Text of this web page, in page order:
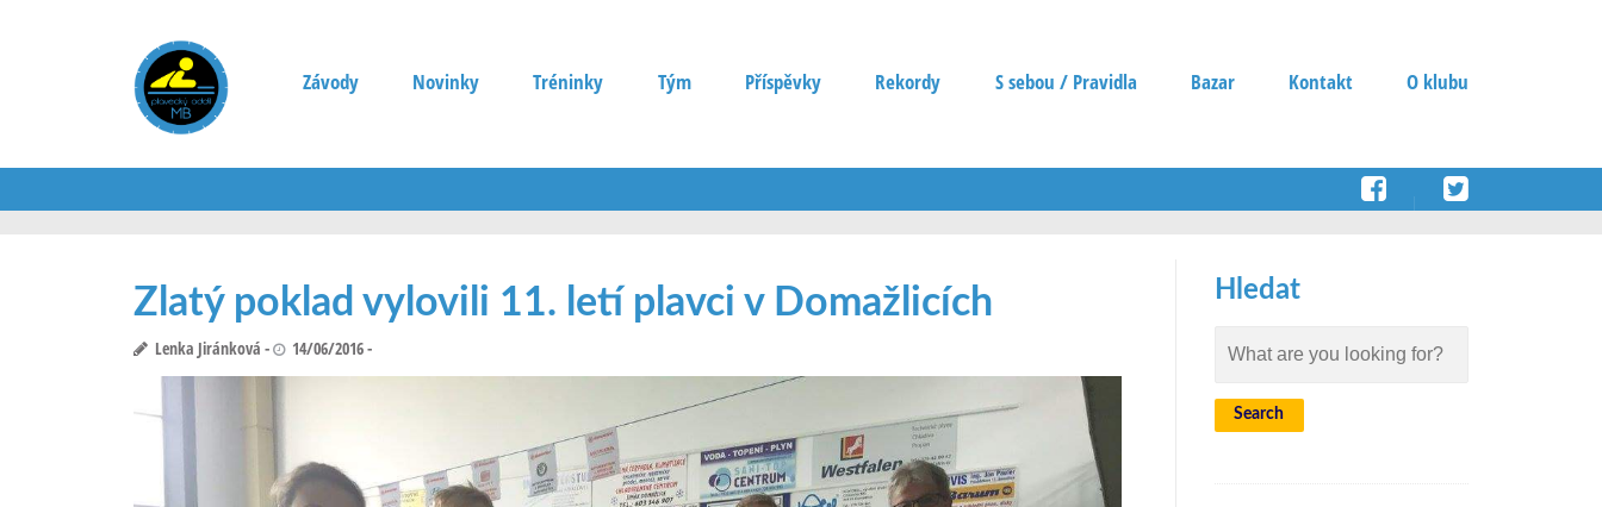
Závody Novinky Tréninky Tým Příspěvky Rekordy S sebou / Pravidla Bazar Kontakt O klubu
Zlatý poklad vylovili 11. letí plavci v Domažlicích
Lenka Jiránková 14/06/2016
Hledat